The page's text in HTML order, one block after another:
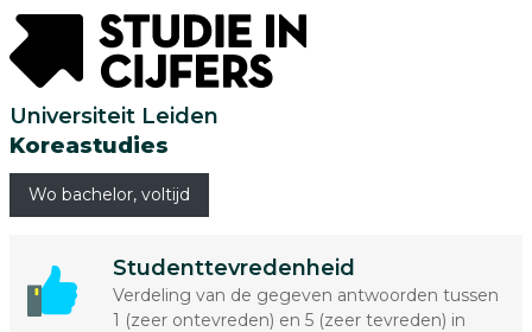
Universiteit Leiden
Koreastudies
Wo bachelor, voltijd
Studenttevredenheid
Verdeling van de gegeven antwoorden tussen
1 (zeer ontevreden) en 5 (zeer tevreden) in